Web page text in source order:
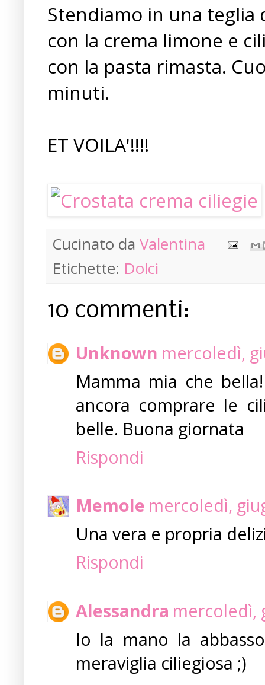
Stendiamo in una teglia
con la crema limone e
con la pasta rimasta.
minuti.
ET VOILA'!!!!
Cucinato da Valentina
Etichette: Dolci
10 commenti:
Unknown mercoledì,
Mamma mia che
ancora comprare le
belle. Buona giornata
Rispondi
Memole mercoledì,
Una vera e propria
Rispondi
Alessandra mercoledì,
Io la mano la
meraviglia ciliegiosa ;)